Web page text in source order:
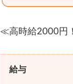
≪高時給2000円
給与